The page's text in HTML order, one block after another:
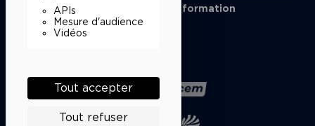
APIs
Mesure d'audience
Vidéos
Tout accepter
Tout refuser
Inscrivez-vous à notre lettre d’information
Suivez-nous sur les réseaux